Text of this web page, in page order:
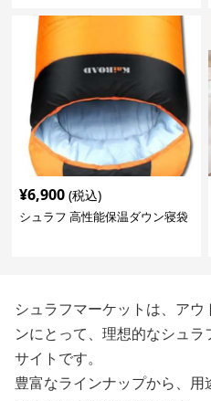
¥6,900 (税込)
シュラフ 高性能保温ダウン寝袋
シュラフマーケットは、ア
ンにとって、理想的なシュ
サイトです。
豊富なラインナップから、